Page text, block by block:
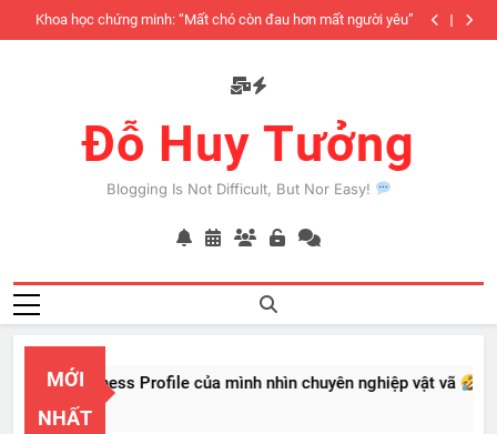
to
Khoa học chứng minh: “Mất chó còn đau hơn mất người yêu”
Đỗ Huy Tưởng
Blogging Is Not Difficult, But Nor Easy!
MỚI
NHẤT
Business Profile của mình nhìn chuyên nghiệp vật vã
22, 2026